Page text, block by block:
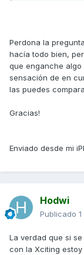
Perdona la
hacía todo bien,
que enganche algo
sensación de en
las puedes
Gracias!
Enviado desde mi
Hodwi
Publicado
La verdad que si
con la Xciting